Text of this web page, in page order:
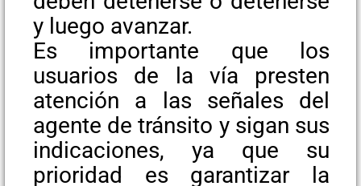
y luego avanzar.
Es importante que los
usuarios de la vía presten
atención a las señales del
agente de tránsito y sigan sus
indicaciones, ya que su
prioridad es garantizar la